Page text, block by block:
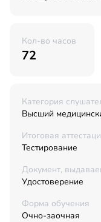
Кол-во часов
72
Категория
Высший
Итоговая
Тестирование
Документ,
Удостоверение
Форма обучения
Очно-заочная